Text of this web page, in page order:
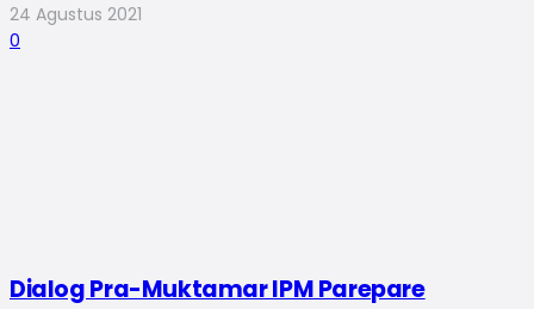
24 Agustus 2021
0
Dialog Pra-Muktamar IPM Parepare